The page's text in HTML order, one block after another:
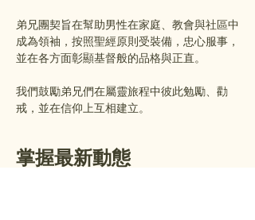
弟兄團契旨在幫助男性在家庭、教會與社區中
成為領袖，按照聖經原則受裝備，忠心服事，
並在各方面彰顯基督般的品格與正直。
我們鼓勵弟兄們在屬靈旅程中彼此勉勵、勸
戒，並在信仰上互相建立。
掌握最新動態